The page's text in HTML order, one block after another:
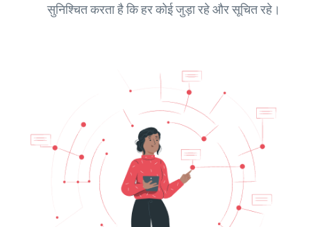
सुनिश्चित करता है कि हर कोई जुड़ा रहे और सूचित रहे।